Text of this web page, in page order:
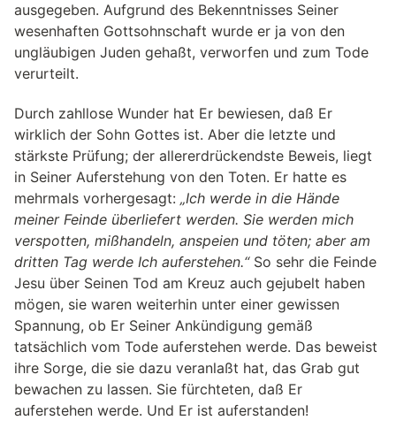
ausgegeben. Aufgrund des Bekenntnisses Seiner
wesenhaften Gottsohnschaft wurde er ja von den
ungläubigen Juden gehaßt, verworfen und zum Tode
verurteilt.
Durch zahllose Wunder hat Er bewiesen, daß Er
wirklich der Sohn Gottes ist. Aber die letzte und
stärkste Prüfung; der allererdrückendste Beweis, liegt
in Seiner Auferstehung von den Toten. Er hatte es
mehrmals vorhergesagt: „Ich werde in die Hände
meiner Feinde überliefert werden. Sie werden mich
verspotten, mißhandeln, anspeien und töten; aber am
dritten Tag werde Ich auferstehen.“So sehr die Feinde
Jesu über Seinen Tod am Kreuz auch gejubelt haben
mögen, sie waren weiterhin unter einer gewissen
Spannung, ob Er Seiner Ankündigung gemäß
tatsächlich vom Tode auferstehen werde. Das beweist
ihre Sorge, die sie dazu veranlaßt hat, das Grab gut
bewachen zu lassen. Sie fürchteten, daß Er
auferstehen werde. Und Er ist auferstanden!